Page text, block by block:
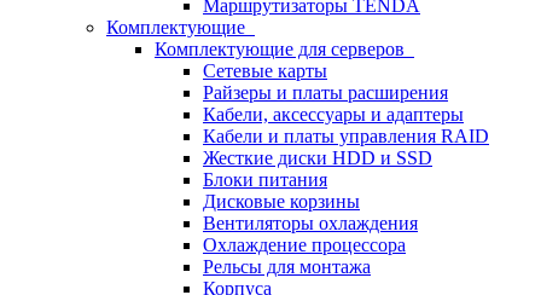
Маршрутизаторы TENDA
Комплектующие
Комплектующие для серверов
Сетевые карты
Райзеры и платы расширения
Кабели, аксессуары и адаптеры
Кабели и платы управления RAID
Жесткие диски HDD и SSD
Блоки питания
Дисковые корзины
Вентиляторы охлаждения
Охлаждение процессора
Рельсы для монтажа
Корпуса